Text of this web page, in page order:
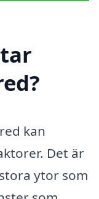
kan
Det är
ytor som